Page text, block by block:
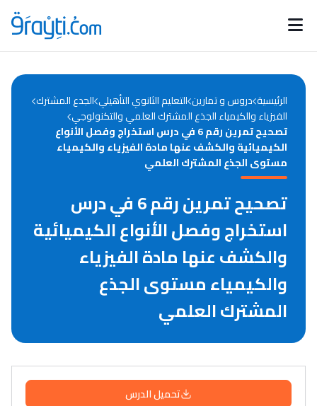
Catégories
d'actualités
Annonces bourses
الرئيسية دروس و تمارين التعليم الثانوي التأهيلي الجدع المشترك
الفيزياء والكيمياء الجذع المشترك العلمي والتكنولوجي
تصحيح تمرين رقم 6 في درس استخراج وفصل الأنواع
الكيميائية والكشف عنها مادة الفيزياء والكيمياء
مستوى الجذع المشترك العلمي
تصحيح تمرين رقم 6 في درس
استخراج وفصل الأنواع الكيميائية
والكشف عنها مادة الفيزياء
والكيمياء مستوى الجذع
المشترك العلمي
تحميل الدرس